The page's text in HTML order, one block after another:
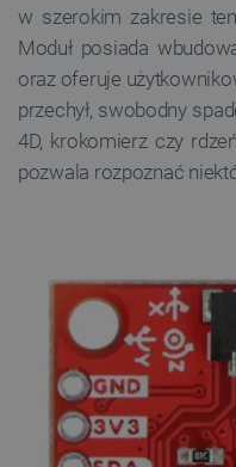
w szerokim zakresie
Moduł posiada
oraz oferuje
przechył, swobodny
4D, krokomierz czy
pozwala rozpoznać